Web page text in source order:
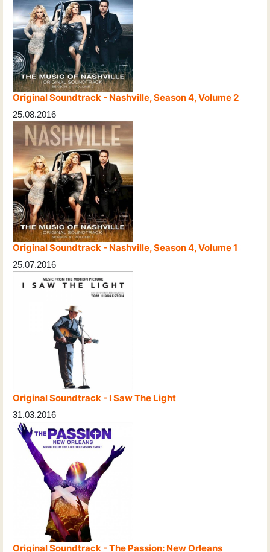
Original Soundtrack - Nashville, Season 4, Volume 2
25.08.2016
Original Soundtrack - Nashville, Season 4, Volume 1
25.07.2016
Original Soundtrack - I Saw The Light
31.03.2016
Original Soundtrack - The Passion: New Orleans